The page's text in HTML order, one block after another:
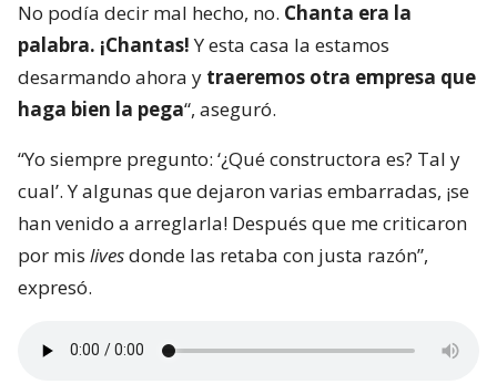
No podía decir mal hecho, no. Chanta era la
palabra. ¡Chantas!Y esta casa la estamos
desarmando ahora y traeremos otra empresa que
haga bien la pega“, aseguró.
“Yo siempre pregunto: ‘¿Qué constructora es? Tal y
cual’. Y algunas que dejaron varias embarradas, ¡se
han venido a arreglarla! Después que me criticaron
por mis livesdonde las retaba con justa razón”,
expresó.